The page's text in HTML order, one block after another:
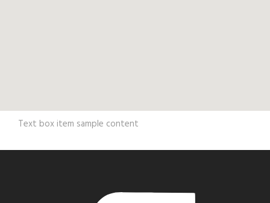
Text box item sample content